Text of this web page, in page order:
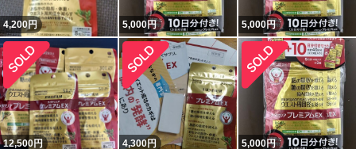
4,200円 5,000円 5,000円
12,500円 4,300円 5,000円